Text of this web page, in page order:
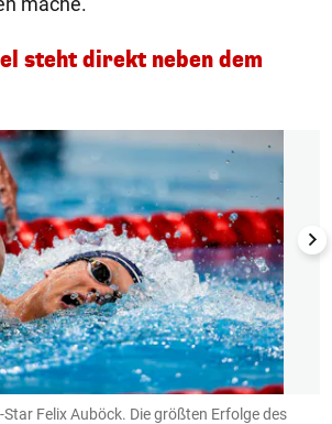
steht direkt neben dem
Felix Auböck. Die größten Erfolge des